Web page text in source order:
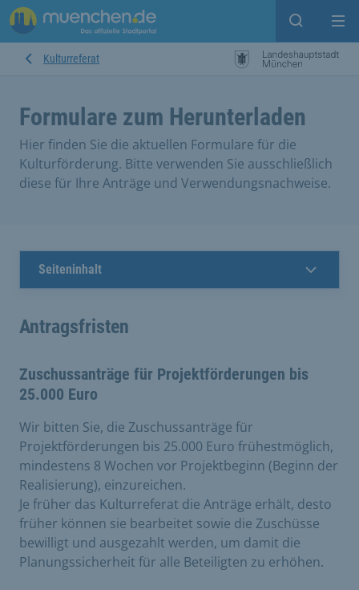
Suche
Kulturreferat
Formulare zum Herunterladen
Hier finden Sie die aktuellen Formulare für die
Kulturförderung. Bitte verwenden Sie ausschließlich
diese für Ihre Anträge und Verwendungsnachweise.
Seiteninhalt
Antragsfristen
Zuschussanträge für Projektförderungen bis
25.000 Euro
Wir bitten Sie, die Zuschussanträge für
Projektförderungen bis 25.000 Euro frühestmöglich,
mindestens 8 Wochen vor Projektbeginn (Beginn der
Realisierung), einzureichen.
Je früher das Kulturreferat die Anträge erhält, desto
früher können sie bearbeitet sowie die Zuschüsse
bewilligt und ausgezahlt werden, um damit die
Planungssicherheit für alle Beteiligten zu erhöhen.